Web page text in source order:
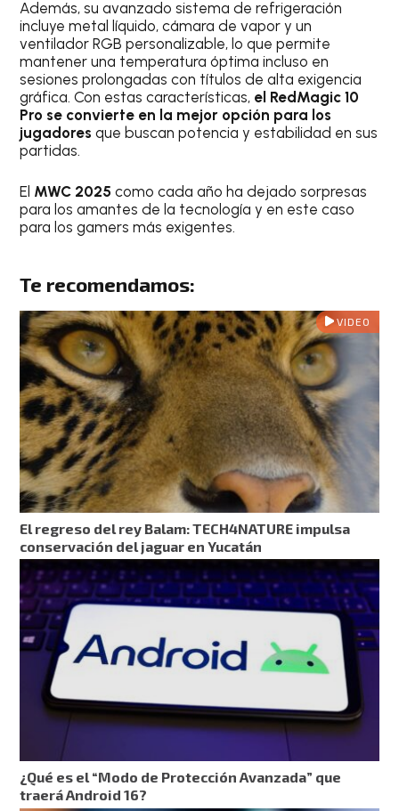
Además, su avanzado sistema de refrigeración
incluye metal líquido, cámara de vapor y un
ventilador RGB personalizable, lo que permite
mantener una temperatura óptima incluso en
sesiones prolongadas con títulos de alta exigencia
gráfica. Con estas características, el RedMagic 10
Pro se convierte en la mejor opción para los
jugadores que buscan potencia y estabilidad en sus
partidas.
El MWC 2025 como cada año ha dejado sorpresas
para los amantes de la tecnología y en este caso
para los gamers más exigentes.
Te recomendamos:
VIDEO
El regreso del rey Balam: TECH4NATURE impulsa
conservación del jaguar en Yucatán
¿Qué es el “Modo de Protección Avanzada” que
traerá Android 16?